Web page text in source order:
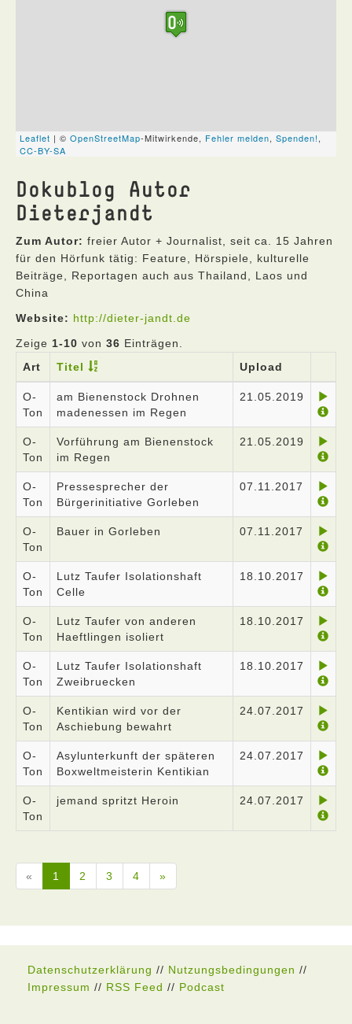
Dokublog Autor
Dieterjandt
Zum Autor: freier Autor + Journalist, seit ca. 15 Jahren
für den Hörfunk tätig: Feature, Hörspiele, kulturelle
Beiträge, Reportagen auch aus Thailand, Laos und
China
Website: http://dieter-jandt.de
Zeige 1-10 von 36 Einträgen.
Art
Titel Upload
O-
Ton
am Bienenstock Drohnen
madenessen im Regen
21.05.2019
O-
Ton
Vorführung am Bienenstock
im Regen
21.05.2019
O-
Ton
Pressesprecher der
Bürgerinitiative Gorleben
07.11.2017
O-
Ton
Bauer in Gorleben 07.11.2017
O-
Ton
Lutz Taufer Isolationshaft
Celle
18.10.2017
O-
Ton
Lutz Taufer von anderen
Haeftlingen isoliert
18.10.2017
O-
Ton
Lutz Taufer Isolationshaft
Zweibruecken
18.10.2017
O-
Ton
Kentikian wird vor der
Aschiebung bewahrt
24.07.2017
O-
Ton
Asylunterkunft der späteren
Boxweltmeisterin Kentikian
24.07.2017
O-
Ton
jemand spritzt Heroin 24.07.2017
« 1 2 3 4 »
Datenschutzerklärung // Nutzungsbedingungen //
Impressum // RSS Feed // Podcast